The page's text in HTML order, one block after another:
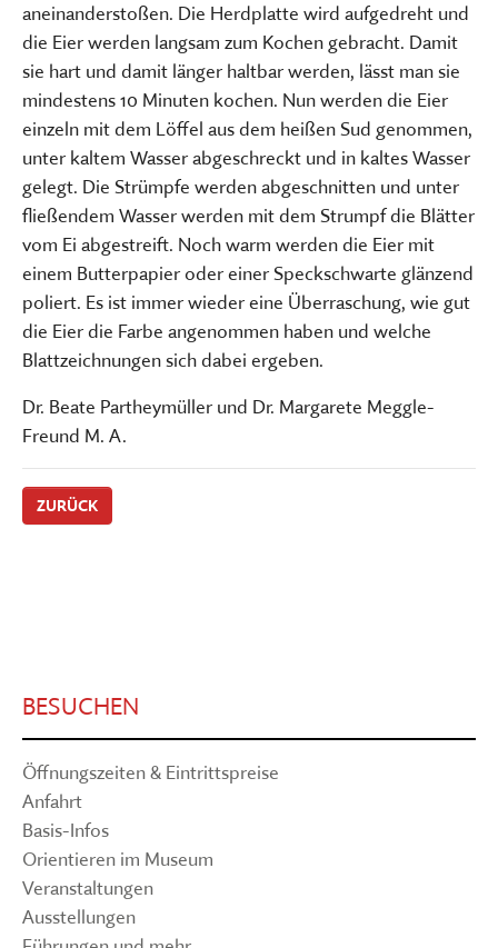
aneinanderstoßen. Die Herdplatte wird aufgedreht und
die Eier werden langsam zum Kochen gebracht. Damit
sie hart und damit länger haltbar werden, lässt man sie
mindestens 10 Minuten kochen. Nun werden die Eier
einzeln mit dem Löffel aus dem heißen Sud genommen,
unter kaltem Wasser abgeschreckt und in kaltes Wasser
gelegt. Die Strümpfe werden abgeschnitten und unter
fließendem Wasser werden mit dem Strumpf die Blätter
vom Ei abgestreift. Noch warm werden die Eier mit
einem Butterpapier oder einer Speckschwarte glänzend
poliert. Es ist immer wieder eine Überraschung, wie gut
die Eier die Farbe angenommen haben und welche
Blattzeichnungen sich dabei ergeben.
Dr. Beate Partheymüller und Dr. Margarete Meggle-
Freund M. A.
ZURÜCK
BESUCHEN
Öffnungszeiten & Eintrittspreise
Anfahrt
Basis-Infos
Orientieren im Museum
Veranstaltungen
Ausstellungen